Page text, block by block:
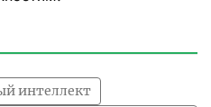
интеллект